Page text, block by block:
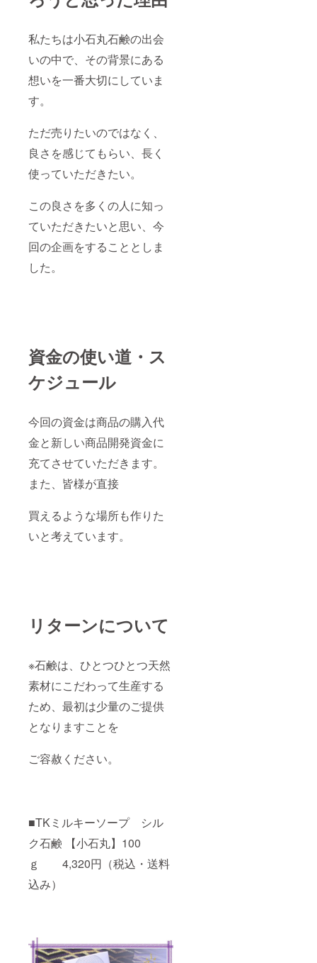
私たちは小石丸石鹸の出会
いの中で、その背景にある
想いを一番大切にしていま
す。
ただ売りたいのではなく、
良さを感じてもらい、長く
使っていただきたい。
この良さを多くの人に知っ
ていただきたいと思い、今
回の企画をすることとしま
した。
資金の使い道・ス
ケジュール
今回の資金は商品の購入代
金と新しい商品開発資金に
充てさせていただきます。
また、皆様が直接
買えるような場所も作りた
いと考えています。
リターンについて
※石鹸は、ひとつひとつ天然
素材にこだわって生産する
ため、最初は少量のご提供
となりますことを
ご容赦ください。
■TKミルキーソープ シル
ク石鹸 【小石丸】100
ｇ 4,320円（税込・送料
込み）